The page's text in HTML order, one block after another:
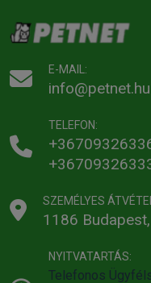
E-MAIL:
info@petnet.hu
TELEFON:
SZEMÉLYES
1186
NYITVATARTÁS:
Telefonos